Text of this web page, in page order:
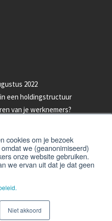
cookies om je bezoek
we (geanonimiseerd)
onze website gebruiken.
we ervan uit dat je dat geen
Niet akkoord
2022
in een holdingstructuur
van je werknemers?
voor kantoren
aan je kind: hoe werkt dat?
doe je dat!
voorwaarden